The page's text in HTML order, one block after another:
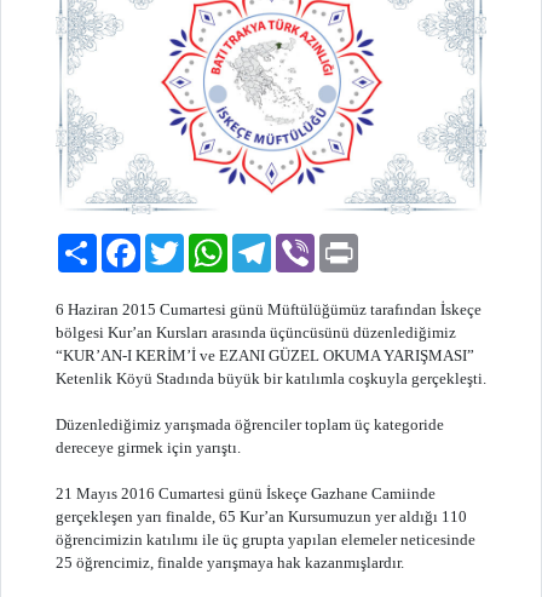
PaylaşFacebook
TwitterWhatsAppTelegram
Viber
6 Haziran 2015 Cumartesi günü Müftülüğümüz tarafından İskeçe
bölgesi Kur’an Kursları arasında üçüncüsünü düzenlediğimiz
“KUR’AN-I KERİM’İ ve EZANI GÜZEL OKUMA YARIŞMASI”
Ketenlik Köyü Stadında büyük bir katılımla coşkuyla gerçekleşti.
Düzenlediğimiz yarışmada öğrenciler toplam üç kategoride
dereceye girmek için yarıştı.
21 Mayıs 2016 Cumartesi günü İskeçe Gazhane Camiinde
gerçekleşen yarı finalde, 65 Kur’an Kursumuzun yer aldığı 110
öğrencimizin katılımı ile üç grupta yapılan elemeler neticesinde
25 öğrencimiz, finalde yarışmaya hak kazanmışlardır.